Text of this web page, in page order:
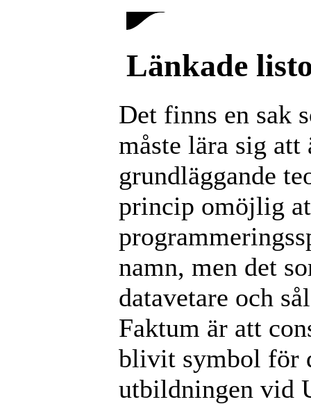
Länkade
Det finns en sak
måste lära sig
grundläggande
princip omöjlig
namn, men det
datavetare och
Faktum är att
blivit symbol för
utbildningen vid